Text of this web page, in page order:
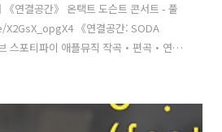
연결공간》 온택트 도슨트 콘서트 - 풀
《연결공간: SODA
스포티파이 애플뮤직 작곡・편곡・연주
이션 - 문용(moonyong) 기획・행정 및
영균(STUDIO2F) 촬영 - 유영균 촬영 보조
(K-SOUND) 음향 조감독 - 남동훈 협력 -